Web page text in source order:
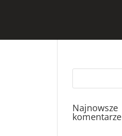
Najnowsze
komentarze